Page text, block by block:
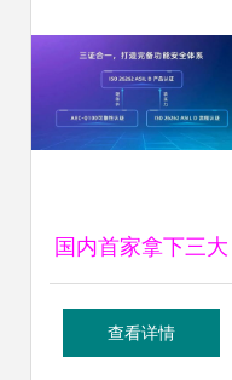
国内首家拿下三大
车规 认证,这家芯
查看详情